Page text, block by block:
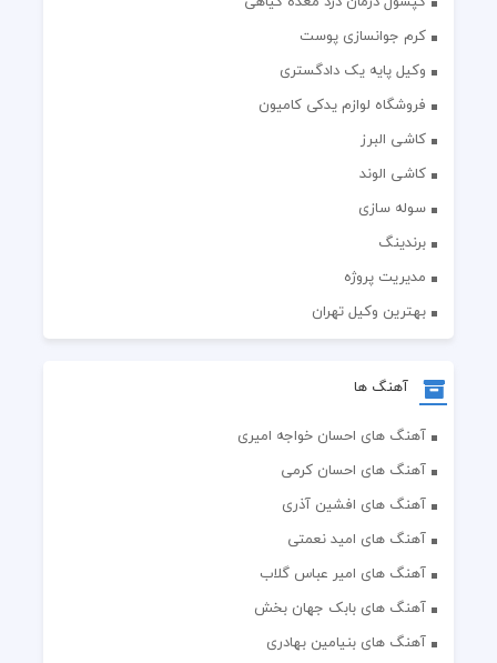
کرم جوانسازی پوست
وکیل پایه یک دادگستری
فروشگاه لوازم یدکی کامیون
کاشی البرز
کاشی الوند
سوله سازی
برندینگ
مدیریت پروژه
بهترین وکیل تهران
آهنگ ها
آهنگ های احسان خواجه امیری
آهنگ های احسان کرمی
آهنگ های افشین آذری
آهنگ های امید نعمتی
آهنگ های امیر عباس گلاب
آهنگ های بابک جهان بخش
آهنگ های بنیامین بهادری